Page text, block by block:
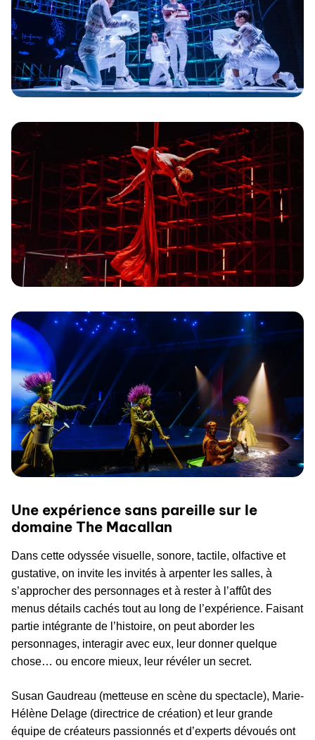
Une expérience sans pareille sur le
domaine The Macallan
Dans cette odyssée visuelle, sonore, tactile, olfactive et
gustative, on invite les invités à arpenter les salles, à
s’approcher des personnages et à rester à l’affût des
menus détails cachés tout au long de l’expérience. Faisant
partie intégrante de l’histoire, on peut aborder les
personnages, interagir avec eux, leur donner quelque
chose… ou encore mieux, leur révéler un secret.
Susan Gaudreau (metteuse en scène du spectacle), Marie-
Hélène Delage (directrice de création) et leur grande
équipe de créateurs passionnés et d’experts dévoués ont